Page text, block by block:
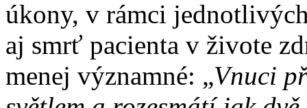
úkony, v rámci
aj smrť pacienta v živote
menej významné: „Vnuci